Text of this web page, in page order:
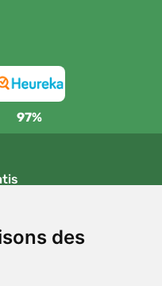
des
97%
boven 95 EUR
moment binnen 90